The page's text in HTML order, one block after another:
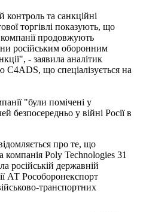
та санкційні
торгівлі показують, що
продовжують
російським оборонним
- заявила аналітик
C4ADS, що спеціалізується на
"були помічені у
безпосередньо у війні Росії в
про те, що
Poly Technologies 31
російській державній
АТ Рособоронекспорт
транспортних